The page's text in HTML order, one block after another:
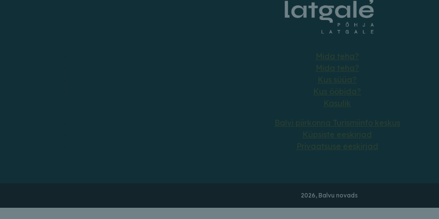
Mida teha?
Mida teha?
Kus ööbida?
Kasulik
Balvi piirkonna Turismiinfo keskus
Küpsiste eeskirjad
Privaatsuse eeskirjad
2026, Balvu novads